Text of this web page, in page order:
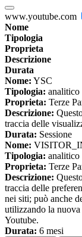
www.youtube.com
Nome
Tipologia
Proprieta
Descrizione
Durata
Nome: YSC
Tipologia: analitico
Proprieta: Terze
Descrizione:
traccia delle
Durata: Sessione
Nome:
Tipologia: analitico
Proprieta: Terze
Descrizione:
traccia delle
nei siti; può anche
utilizzando la
Youtube.
Durata: 6 mesi